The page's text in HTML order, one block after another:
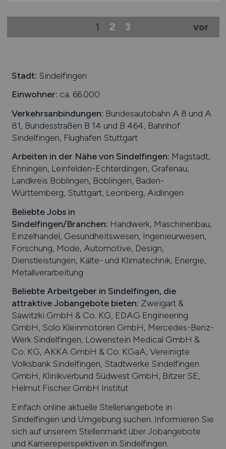
1 2 3 vor
Stadt: Sindelfingen
Einwohner: ca. 66.000
Verkehrsanbindungen: Bundesautobahn A 8 und A
81, Bundesstraßen B 14 und B 464, Bahnhof
Sindelfingen, Flughafen Stuttgart
Arbeiten in der Nähe von Sindelfingen: Magstadt,
Ehningen, Leinfelden-Echterdingen, Grafenau,
Landkreis Böblingen, Böblingen, Baden-
Württemberg, Stuttgart, Leonberg, Aidlingen
Beliebte Jobs in
Sindelfingen/Branchen: Handwerk, Maschinenbau,
Einzelhandel, Gesundheitswesen, Ingenieurwesen,
Forschung, Mode, Automotive, Design,
Dienstleistungen, Kälte- und Klimatechnik, Energie,
Metallverarbeitung
Beliebte Arbeitgeber in Sindelfingen, die
attraktive Jobangebote bieten: Zweigart &
Sawitzki GmbH & Co. KG, EDAG Engineering
GmbH, Solo Kleinmotoren GmbH, Mercedes-Benz-
Werk Sindelfingen, Löwenstein Medical GmbH &
Co. KG, AKKA GmbH & Co. KGaA, Vereinigte
Volksbank Sindelfingen, Stadtwerke Sindelfingen
GmbH, Klinikverbund Südwest GmbH, Bitzer SE,
Helmut Fischer GmbH Institut
Einfach online aktuelle Stellenangebote in
Sindelfingen und Umgebung suchen. Informieren Sie
sich auf unserem Stellenmarkt über Jobangebote
und Karriereperspektiven in Sindelfingen.